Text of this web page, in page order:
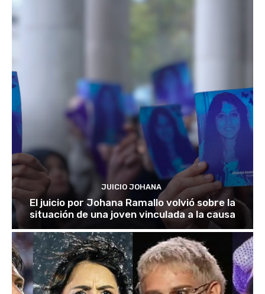
JUICIO JOHANA
El juicio por Johana Ramallo volvió sobre la
situación de una joven vinculada a la causa